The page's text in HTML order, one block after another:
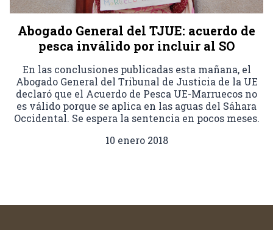
Abogado General del TJUE: acuerdo de
pesca inválido por incluir al SO
En las conclusiones publicadas esta mañana, el
Abogado General del Tribunal de Justicia de la UE
declaró que el Acuerdo de Pesca UE-Marruecos no
es válido porque se aplica en las aguas del Sáhara
Occidental. Se espera la sentencia en pocos meses.
10 enero 2018